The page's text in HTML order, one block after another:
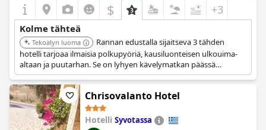
$ +3
Kolme tähteä
Tekoälyn luoma
Rannan edustalla sijaitseva 3 tähden
hotelli tarjoaa ilmaisia polkupyöriä, kausiluonteisen ulkouima-
altaan ja puutarhan. Se on lyhyen kävelymatkan päässä
rannasta ja tarjoaa puhtaita huoneita. Henkilökunnan tiedetään
olevan myötätuntoinen ja ymmärtäväinen.
Chrisovalanto Hotel
Hotelli Syvotassa